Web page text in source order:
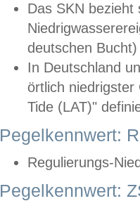
Das SKN
deutschen
In Deutschland
örtlich
Tide (LAT)"
Pegelkennwert:
Regulierungs-
Pegelkennwert: